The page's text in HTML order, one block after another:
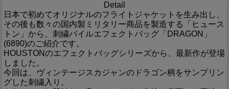
Detail
日本で初めてオリジナルのフライトジャケットを生み出し、
その後も数々の国内製ミリタリー商品を製造する「ヒュース
トン」から、刺繍パイルエフェクトバッグ「DRAGON」
(6890)のご紹介です。
HOUSTONのエフェクトバッグシリーズから、最新作が登場
しました。
今回は、ヴィンテージスカジャンのドラゴン柄をサンプリン
グした刺繍入り。